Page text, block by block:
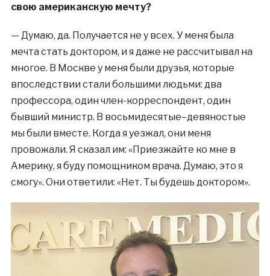
свою американскую мечту?
— Думаю, да. Получается не у всех. У меня была
мечта стать доктором, и я даже не рассчитывал на
многое. В Москве у меня были друзья, которые
впоследствии стали большими людьми: два
профессора, один член-корреспондент, один
бывший министр. В восьмидесятые–девяностые
мы были вместе. Когда я уезжал, они меня
провожали. Я сказал им: «Приезжайте ко мне в
Америку, я буду помощником врача. Думаю, это я
смогу». Они ответили: «Нет. Ты будешь доктором».